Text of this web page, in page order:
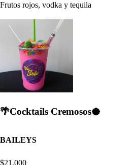
Frutos rojos, vodka y tequila
🌴Cocktails Cremosos🥥
BAILEYS
$21,000